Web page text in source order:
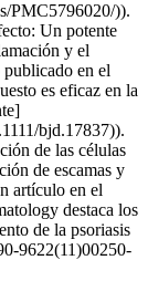
PMC5796020/)).
Un potente
y el
en el
es eficaz en la
bjd.17837)).
de las células
de escamas y
artículo en el
destaca los
de la psoriasis
9622(11)00250-